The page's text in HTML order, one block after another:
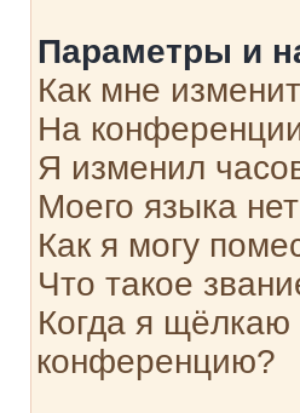
Параметры и
Как мне
На
Я изменил
Моего языка
Как я могу
Что такое
Когда я щёлкаю
конференцию?